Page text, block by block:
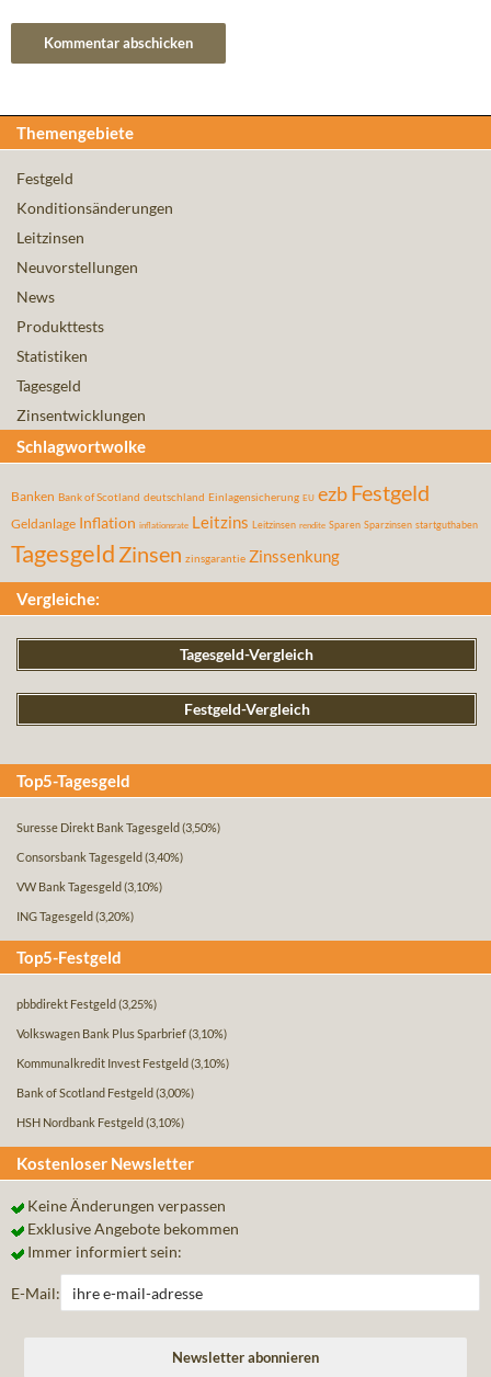
Themengebiete
Festgeld
Konditionsänderungen
Leitzinsen
Neuvorstellungen
News
Produkttests
Statistiken
Tagesgeld
Zinsentwicklungen
Schlagwortwolke
Banken Bank of Scotland deutschland Einlagensicherung EU ezbFestgeld
Geldanlage Inflation inflationsrate Leitzins Leitzinsen rendite Sparen Sparzinsen startguthaben
Tagesgeld Zinsen zinsgarantie Zinssenkung
Vergleiche:
Tagesgeld-Vergleich
Festgeld-Vergleich
Top5-Tagesgeld
Suresse Direkt Bank Tagesgeld (3,50%)
Consorsbank Tagesgeld (3,40%)
VW Bank Tagesgeld (3,10%)
ING Tagesgeld (3,20%)
Top5-Festgeld
pbbdirekt Festgeld (3,25%)
Volkswagen Bank Plus Sparbrief(3,10%)
Kommunalkredit Invest Festgeld (3,10%)
Bank of Scotland Festgeld (3,00%)
HSH Nordbank Festgeld (3,10%)
Kostenloser Newsletter
Keine Änderungen verpassen
Exklusive Angebote bekommen
Immer informiert sein:
E-Mail: